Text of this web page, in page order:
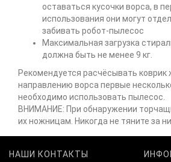
оставаться кусочки ворса, в
использования они могут
забивать робот-пылесос
Максимальная загрузка
должна быть не менее 9 кг.
Рекомендуется расчёсывать
направлению ворса первые
необходимо использовать пылесос.
ВНИМАНИЕ: При обнаружении
их ножницам. Никогда не тяните за
НАШИ КОНТАКТЫ